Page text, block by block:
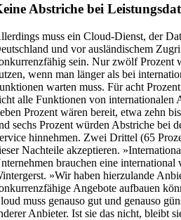
Abstriche bei
muss ein Cloud-Dienst, der
und vor ausländischem
sein. Nur zwölf Prozent
wenn man länger als bei
warten muss. Für acht
alle Funktionen von internationalen
Prozent wären bereit, etwa zehn
sechs Prozent würden Abstriche bei
hinnehmen. Zwei Drittel (65
Nachteile akzeptieren.
brauchen eine
»Wir haben hierzulande
Angebote aufbauen
muss genauso gut und genauso
Anbieter. Ist sie das nicht, bleibt